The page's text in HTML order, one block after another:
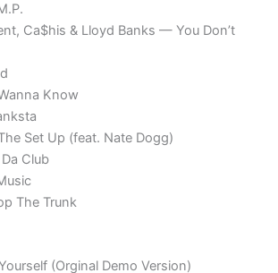
Ca$his & Lloyd Banks — You Don’t
Know
Set Up (feat. Nate Dogg)
Club
The Trunk
(Orginal Demo Version)